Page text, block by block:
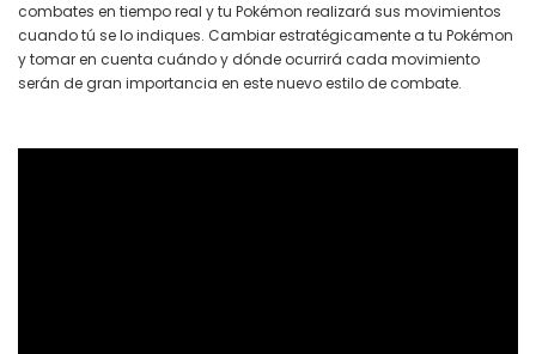
combates en tiempo real y tu Pokémon realizará sus movimientos
cuando tú se lo indiques. Cambiar estratégicamente a tu Pokémon
y tomar en cuenta cuándo y dónde ocurrirá cada movimiento
serán de gran importancia en este nuevo estilo de combate.